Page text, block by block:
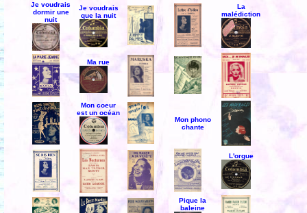
Je voudrais
dormir une
nuit
Je voudrais
que la nuit
La
malédiction
Ma rue
Mon coeur
est un océan
Mon phono
chante
L'orgue
Pique la
baleine